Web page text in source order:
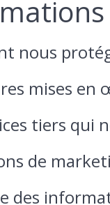
nous
mises en
tiers qui
de
des